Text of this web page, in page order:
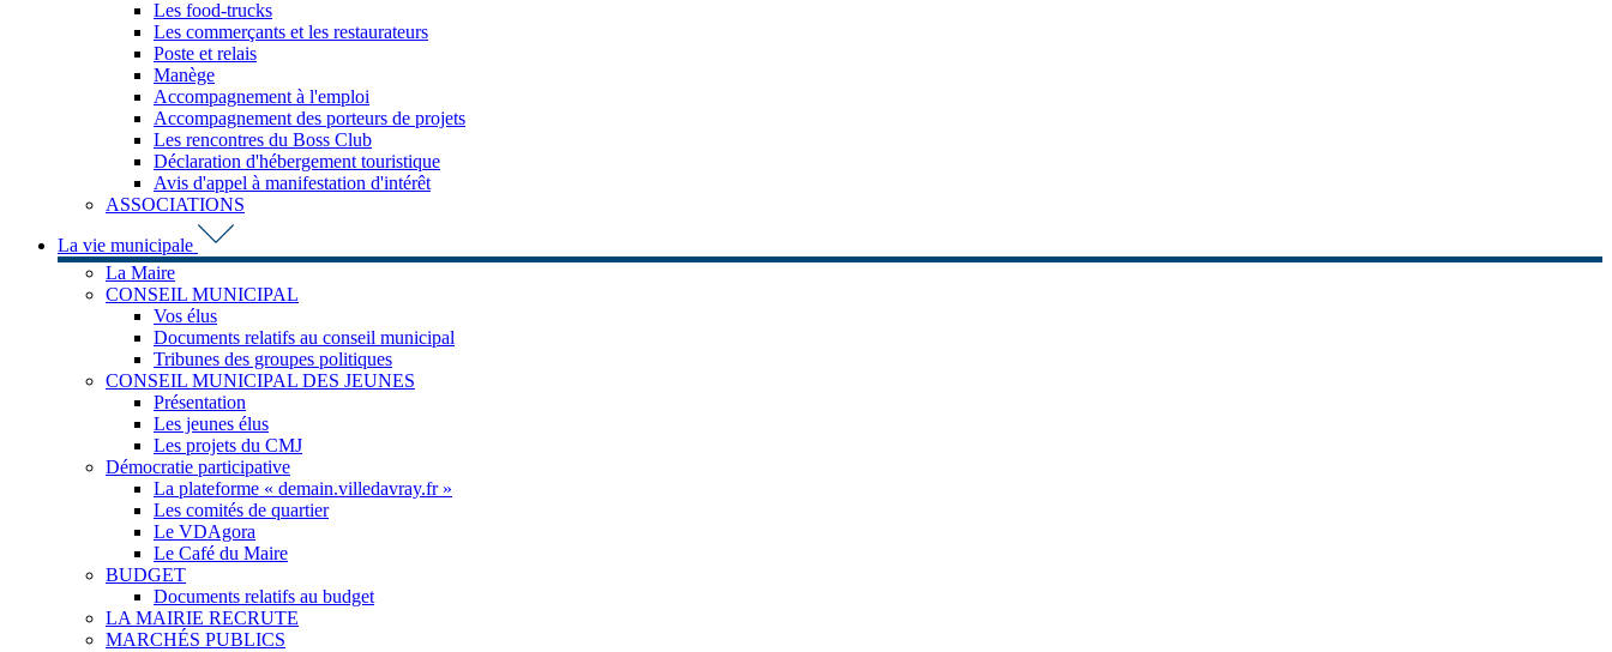
Les food-trucks
Les commerçants et les restaurateurs
Poste et relais
Manège
Accompagnement à l'emploi
Accompagnement des porteurs de projets
Les rencontres du Boss Club
Déclaration d'hébergement touristique
Avis d'appel à manifestation d'intérêt
ASSOCIATIONS
La vie municipale
La Maire
CONSEIL MUNICIPAL
Vos élus
Documents relatifs au conseil municipal
Tribunes des groupes politiques
CONSEIL MUNICIPAL DES JEUNES
Présentation
Les jeunes élus
Les projets du CMJ
Démocratie participative
La plateforme « demain.villedavray.fr »
Les comités de quartier
Le VDAgora
Le Café du Maire
BUDGET
Documents relatifs au budget
LA MAIRIE RECRUTE
MARCHÉS PUBLICS